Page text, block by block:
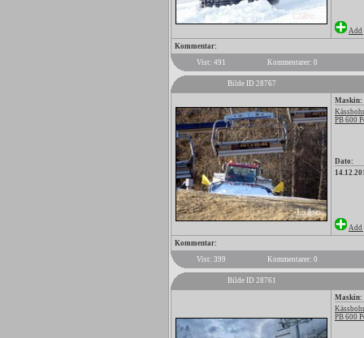
Add
Kommentar:
Vist: 491
Kommentarer: 0
Bilde ID 28767
Maskin:
PB 600
Dato:
Add
Kommentar:
Vist: 399
Kommentarer: 0
Bilde ID 28761
Maskin:
PB 600